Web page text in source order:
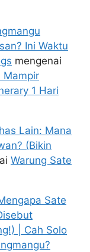
Ini Waktu
mengenai
Mampir
1 Hari
Lain: Mana
(Bikin
Warung Sate
Sate
| Cah Solo